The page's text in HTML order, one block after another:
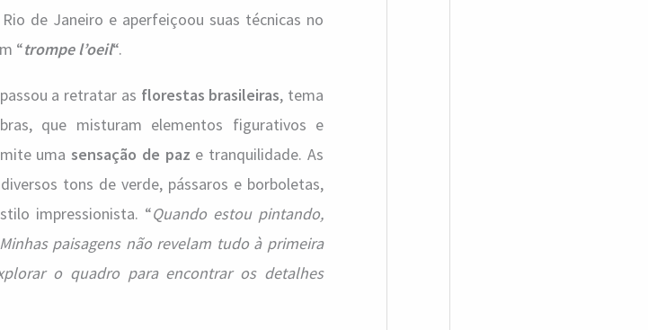
de Janeiro e aperfeiçoou suas técnicas no
“trompe l’oeil“.
a retratar as florestas brasileiras, tema
que misturam elementos figurativos e
umasensação de paz e tranquilidade. As
tons de verde, pássaros e borboletas,
impressionista. “Quando estou pintando,
paisagens não revelam tudo à primeira
o quadro para encontrar os detalhes